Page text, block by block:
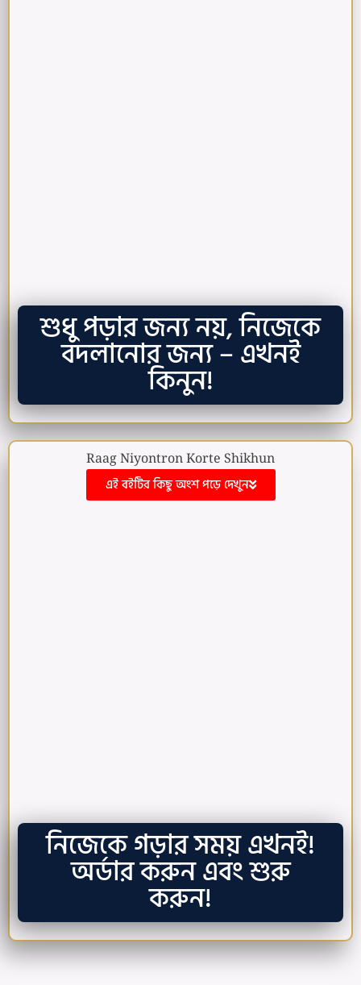
শুধু পড়ার জন্য নয়, নিজেকে
বদলানোর জন্য – এখনই
কিনুন!
Raag Niyontron Korte Shikhun
এই বইটির কিছু অংশ পড়ে দেখুন
নিজেকে গড়ার সময় এখনই!
অর্ডার করুন এবং শুরু
করুন!